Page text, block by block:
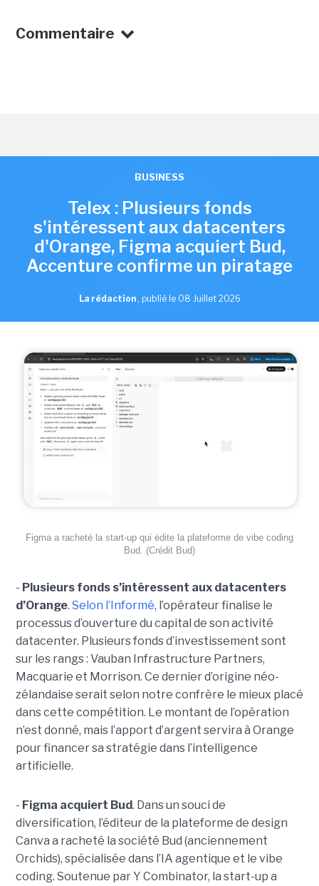
Commentaire
BUSINESS
Telex : Plusieurs fonds
s'intéressent aux datacenters
d'Orange, Figma acquiert Bud,
Accenture confirme un piratage
La rédaction , publié le 08 Juillet 2026
Figma a racheté la start-up qui édite la plateforme de vibe coding
Bud. (Crédit Bud)
- Plusieurs fonds s’intéressent aux datacenters
d’Orange. Selon l’Informé, l’opérateur finalise le
processus d’ouverture du capital de son activité
datacenter. Plusieurs fonds d’investissement sont
sur les rangs : Vauban Infrastructure Partners,
Macquarie et Morrison. Ce dernier d’origine néo-
zélandaise serait selon notre confrère le mieux placé
dans cette compétition. Le montant de l’opération
n’est donné, mais l’apport d’argent servira à Orange
pour financer sa stratégie dans l’intelligence
artificielle.
- Figma acquiert Bud. Dans un souci de
diversification, l’éditeur de la plateforme de design
Canva a racheté la société Bud (anciennement
Orchids), spécialisée dans l’IA agentique et le vibe
coding. Soutenue par Y Combinator, la start-up a